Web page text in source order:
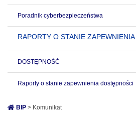
Poradnik cyberbezpieczeństwa
RAPORTY O STANIE
DOSTĘPNOŚĆ
Raporty o stanie zapewnienia dostępności
BIP > Komunikat